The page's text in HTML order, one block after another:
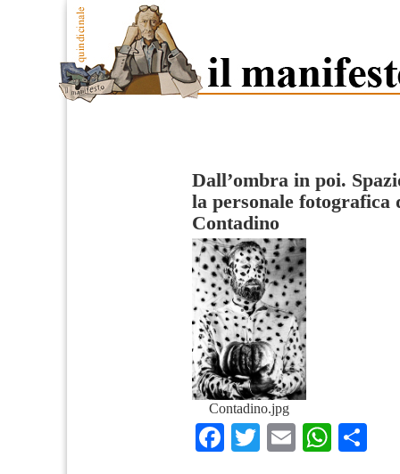
Dall’ombra in poi.
la personale fotografica
Contadino
Contadino.jpg
Facebook
TwitterEmail